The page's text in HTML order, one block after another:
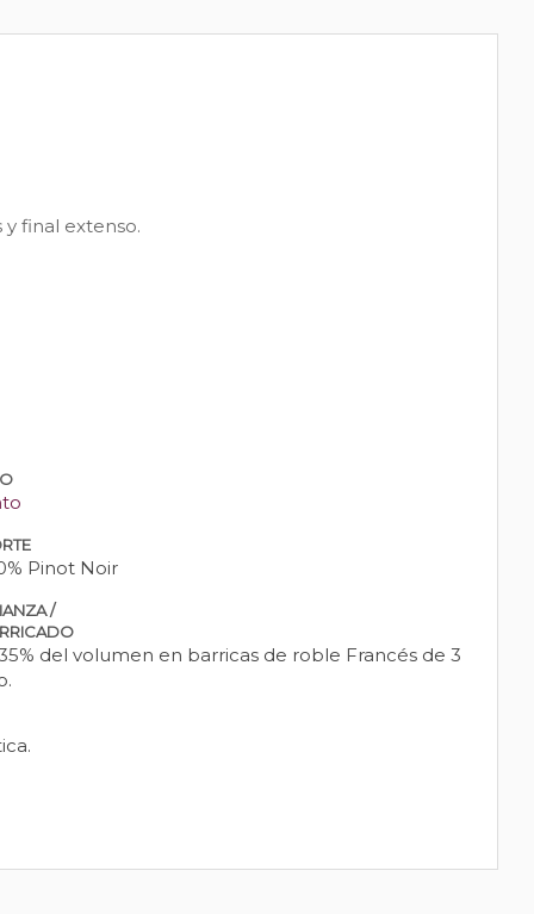
final extenso.
Pinot Noir
/
del volumen en barricas de roble Francés de 3